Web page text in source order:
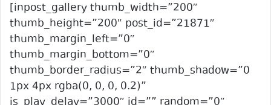
[inpost_gallery thumb_width=”200″
thumb_height=”200″ post_id=”21871″
thumb_margin_left=”0″
thumb_margin_bottom=”0″
thumb_border_radius=”2″ thumb_shadow=”0
1px 4px rgba(0, 0, 0, 0.2)”